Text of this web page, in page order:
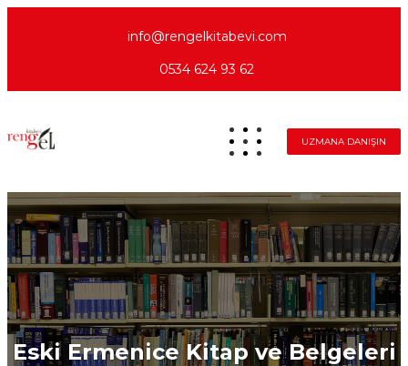
info@rengelkitabevi.com
0534 624 93 62
UZMANA DANIŞIN
Eski Ermenice Kitap ve Belgeleri